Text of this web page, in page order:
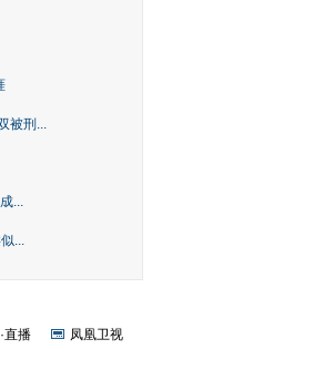
被刑...
...
...
·直播
凤凰卫视